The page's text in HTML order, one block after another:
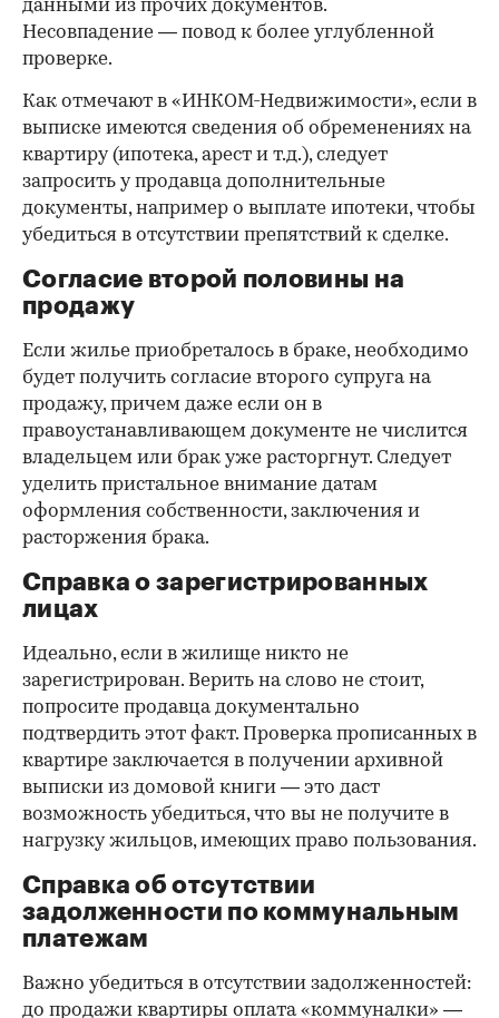
данными из прочих документов.
Несовпадение — повод к более углубленной
проверке.
Как отмечают в «ИНКОМ-Недвижимости», если в
выписке имеются сведения об обременениях на
квартиру (ипотека, арест и т.д.), следует
запросить у продавца дополнительные
документы, например о выплате ипотеки, чтобы
убедиться в отсутствии препятствий к сделке.
Согласие второй половины на
продажу
Если жилье приобреталось в браке, необходимо
будет получить согласие второго супруга на
продажу, причем даже если он в
правоустанавливающем документе не числится
владельцем или брак уже расторгнут. Следует
уделить пристальное внимание датам
оформления собственности, заключения и
расторжения брака.
Справка о зарегистрированных
лицах
Идеально, если в жилище никто не
зарегистрирован. Верить на слово не стоит,
попросите продавца документально
подтвердить этот факт. Проверка прописанных в
квартире заключается в получении архивной
выписки из домовой книги — это даст
возможность убедиться, что вы не получите в
нагрузку жильцов, имеющих право пользования.
Справка об отсутствии
задолженности по коммунальным
платежам
Важно убедиться в отсутствии задолженностей:
до продажи квартиры оплата «коммуналки» —